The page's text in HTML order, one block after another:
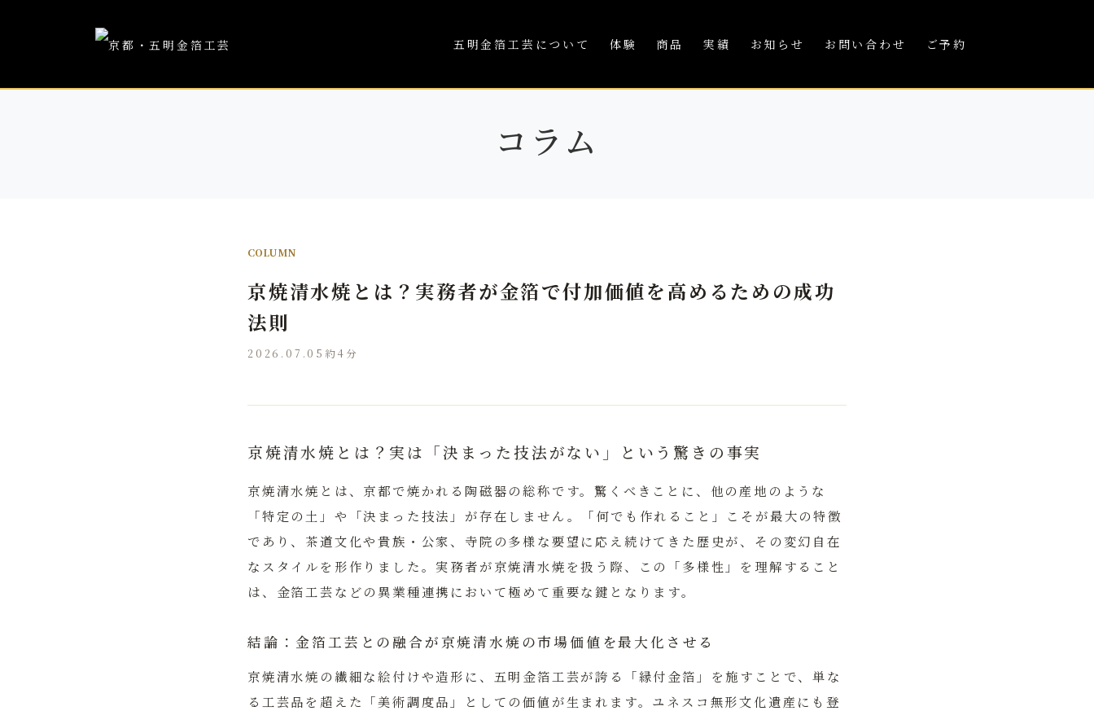
五明金箔工芸について 体験 商品 実績 お知らせ お問い合わせ ご予約
コラム
COLUMN
京焼清水焼とは？実務者が金箔で付加価値を高めるための成功
法則
2026.07.05 約4分
京焼清水焼とは？実は「決まった技法がない」という驚きの事実
京焼清水焼とは、京都で焼かれる陶磁器の総称です。驚くべきことに、他の産地のような
「特定の土」や「決まった技法」が存在しません。
「何でも作れること」こそが最大の特徴
であり、茶道文化や貴族・公家、寺院の多様な要望に応え続けてきた歴史が、その変幻自在
なスタイルを形作りました。実務者が京焼清水焼を扱う際、この「多様性」を理解すること
は、金箔工芸などの異業種連携において極めて重要な鍵となります。
結論：金箔工芸との融合が京焼清水焼の市場価値を最大化させる
京焼清水焼の繊細な絵付けや造形に、五明金箔工芸が誇る「縁付金箔」を施すことで、単な
る工芸品を超えた「美術調度品」としての価値が生まれます。ユネスコ無形文化遺産にも登